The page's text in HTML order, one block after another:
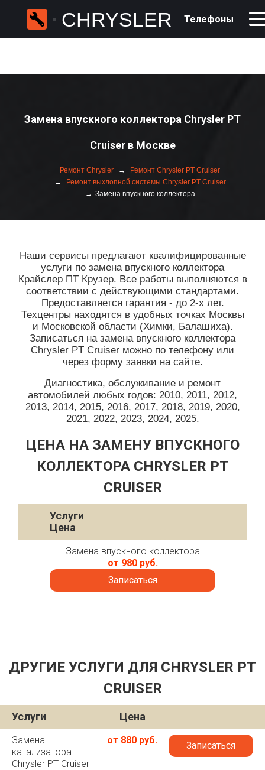
CHRYSLER Телефоны
Замена впускного коллектора Chrysler PT
Cruiser в Москве
Ремонт Chrysler
Ремонт Chrysler PT Cruiser
Ремонт выхлопной системы Chrysler PT Cruiser
Замена впускного коллектора
Наши сервисы предлагают квалифицированные
услуги по замена впускного коллектора
Крайслер ПТ Крузер. Все работы выполняются в
соответствии с действующими стандартами.
Предоставляется гарантия - до 2-х лет.
Техцентры находятся в удобных точках Москвы
и Московской области (Химки, Балашиха).
Записаться на замена впускного коллектора
Chrysler PT Cruiser можно по телефону или
через форму заявки на сайте.
Диагностика, обслуживание и ремонт
автомобилей любых годов: 2010, 2011, 2012,
2013, 2014, 2015, 2016, 2017, 2018, 2019, 2020,
2021, 2022, 2023, 2024, 2025.
ЦЕНА НА ЗАМЕНУ ВПУСКНОГО
КОЛЛЕКТОРА CHRYSLER PT
CRUISER
Услуги
Цена
Замена впускного коллектора
от 980 руб.
Записаться
ДРУГИЕ УСЛУГИ ДЛЯ CHRYSLER PT
CRUISER
Услуги Цена
Замена
катализатора
Chrysler PT Cruiser
от 880 руб. Записаться